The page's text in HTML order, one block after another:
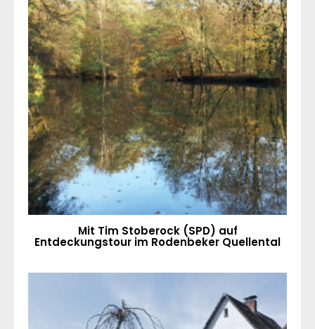
Mit Tim Stoberock (SPD) auf
Entdeckungstour im Rodenbeker Quellental